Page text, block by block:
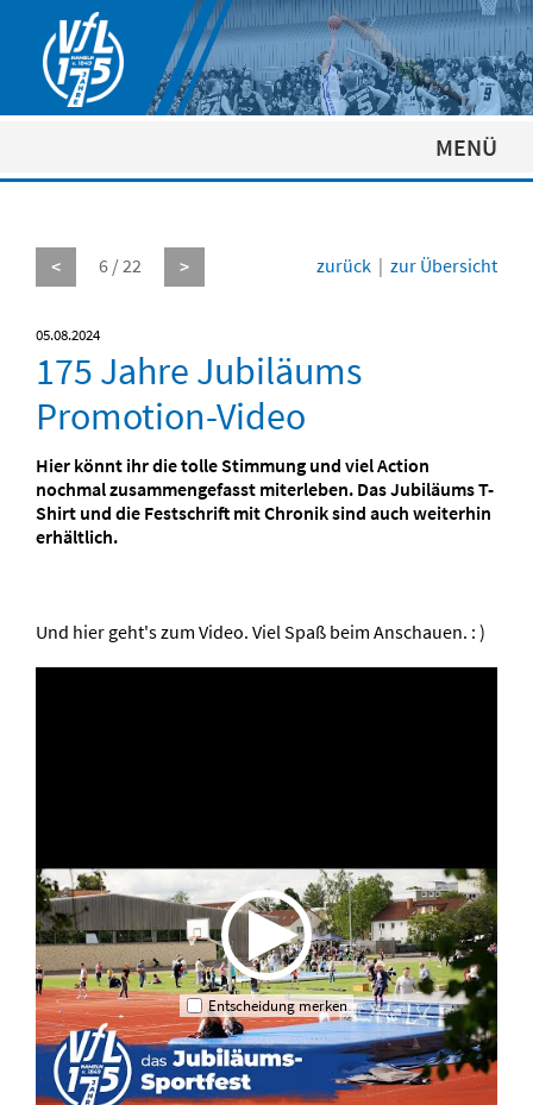
MENÜ
< 6 / 22 > zurück | zur Übersicht
05.08.2024
175 Jahre Jubiläums
Promotion-Video
Hier könnt ihr die tolle Stimmung und viel Action
nochmal zusammengefasst miterleben. Das Jubiläums T-
Shirt und die Festschrift mit Chronik sind auch weiterhin
erhältlich.
Und hier geht's zum Video. Viel Spaß beim Anschauen. : )
Entscheidung merken